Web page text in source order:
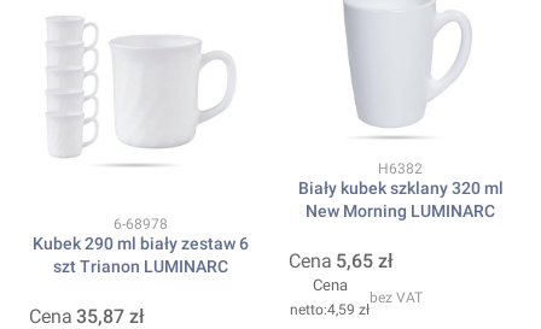
Kod produktu
6-68978
Kubek 290 ml biały zestaw 6
szt Trianon LUMINARC
Cena 35,87 zł
Kod produktu
H6382
Biały kubek szklany 320 ml
New Morning LUMINARC
Cena 5,65 zł
Cena
4,59 zł
bez VAT